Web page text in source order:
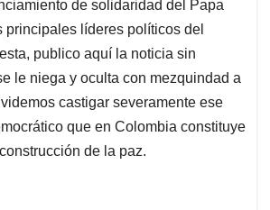
de solidaridad del Papa
principales líderes políticos del
publico aquí la noticia sin
le niega y oculta con mezquindad a
castigar severamente ese
que en Colombia constituye
de la paz.